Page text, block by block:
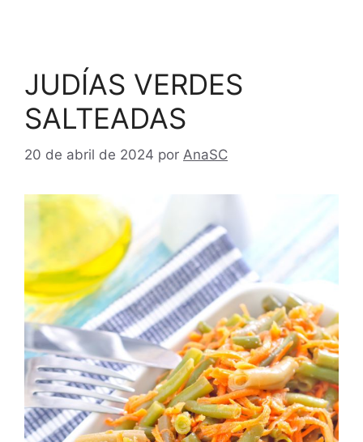
JUDÍAS VERDES
SALTEADAS
20 de abril de 2024 por AnaSC